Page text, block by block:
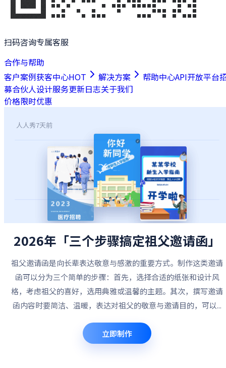
扫码咨询专属客服
合作与帮助
客户案例获客中心HOT 解决方案 帮助中心API开放平台
募合伙人设计服务更新日志关于我们
价格限时优惠
人人秀7天前
2026年「三个步骤搞定祖父邀请函」
祖父邀请函是向长辈表达敬意与感激的重要方式。制作这类邀请
函可以分为三个简单的步骤：首先，选择合适的纸张和设计风
格，考虑祖父的喜好，选用典雅或温馨的主题。其次，撰写邀请
函内容时要简洁、温暖，表达对祖父的敬意与邀请目的，可以...
立即制作